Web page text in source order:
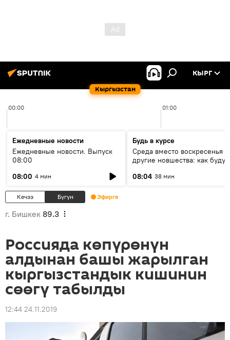
Кыргызстан
КЫРГ
00:00 01:00
Ежедневные новости
Ежедневные новости. Выпуск
08:00
08:00 4 мин
Будь в курсе
Среда вместо воскресенья и
другие новшества: как будут
08:04 38 мин
Кечээ Бүгүн Эфирге
г. Бишкек 89.3
Россияда көпүрөнүн
алдынан башы жарылган
кыргызстандык кишинин
сөөгү табылды
12:44 24.11.2019